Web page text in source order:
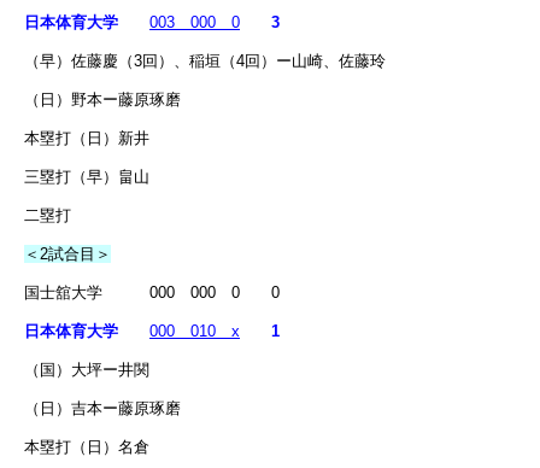
日本体育大学 003 000 0 3
（早）佐藤慶（3回）、稲垣（4回）ー山崎、佐藤玲
（日）野本ー藤原琢磨
本塁打（日）新井
三塁打（早）畠山
二塁打
＜2試合目＞
国士舘大学 000 000 0 0
日本体育大学 000 010 x 1
（国）大坪ー井関
（日）吉本ー藤原琢磨
本塁打（日）名倉